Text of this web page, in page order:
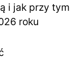
i jak przy tym
roku